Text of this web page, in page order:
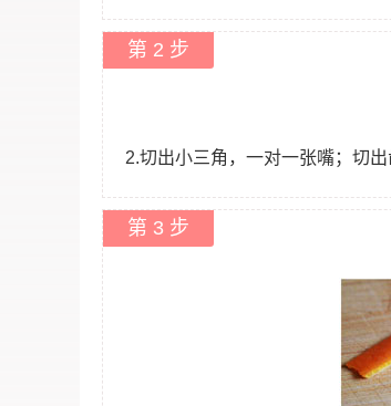
第 2 步
2.切出小三角，一对一张嘴；切出
第 3 步